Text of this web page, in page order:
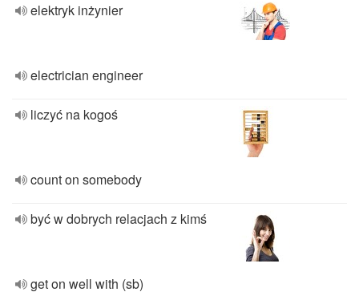
elektryk inżynier
electrician engineer
liczyć na kogoś
count on somebody
być w dobrych relacjach z kimś
get on well with (sb)